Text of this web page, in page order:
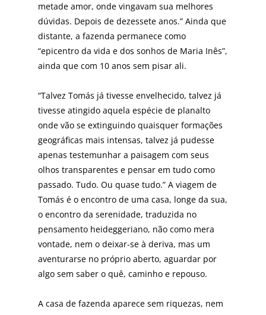
metade amor, onde vingavam sua melhores
dúvidas. Depois de dezessete anos.” Ainda que
distante, a fazenda permane­ce como
“epicentro da vida e dos sonhos de Maria Inês”,
ainda que com 10 anos sem pisar ali.
“Talvez Tomás já tivesse envelhecido, talvez já
tivesse atingido aquela espécie de planalto
onde vão se extin­guindo quaisquer formações
geográficas mais intensas, talvez já pudesse
apenas testemunhar a paisagem com seus
olhos transparentes e pensar em tudo como
passa­do. Tudo. Ou quase tudo.” A viagem de
Tomás é o encon­tro de uma casa, longe da sua,
o encontro da serenidade, traduzida no
pensamento heideggeriano, não como me­ra
vontade, nem o deixar-se à deriva, mas um
aventurar­se no próprio aberto, aguardar por
algo sem saber o quê, caminho e repouso.
A casa de fazenda aparece sem riquezas, nem